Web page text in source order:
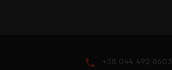
+38 044 492 8603